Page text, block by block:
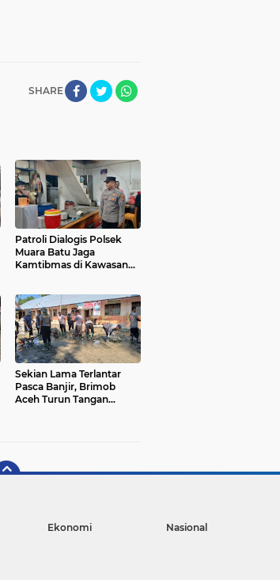
SHARE
Patroli Dialogis Polsek
Muara Batu Jaga
Kamtibmas di Kawasan
Sekian Lama Terlantar
Pasca Banjir, Brimob
Aceh Turun Tangan
Ekonomi
Nasional